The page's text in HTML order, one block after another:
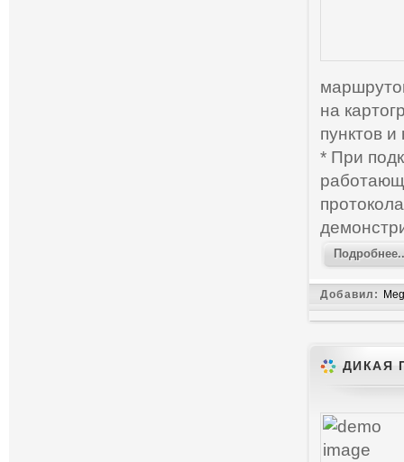
на
пунктов
* При
Добавил:
ДИКАЯ